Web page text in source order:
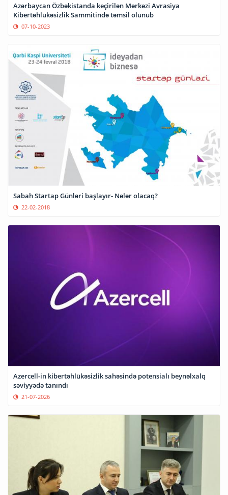
Azərbaycan Özbəkistanda keçirilən Mərkəzi Avrasiya
Kibertəhlükəsizlik Sammitində təmsil olunub
07-10-2023
Sabah Startap Günləri başlayır- Nələr olacaq?
22-02-2018
Azercell-in kibertəhlükəsizlik sahəsində potensialı beynəlxalq
səviyyədə tanındı
21-07-2026